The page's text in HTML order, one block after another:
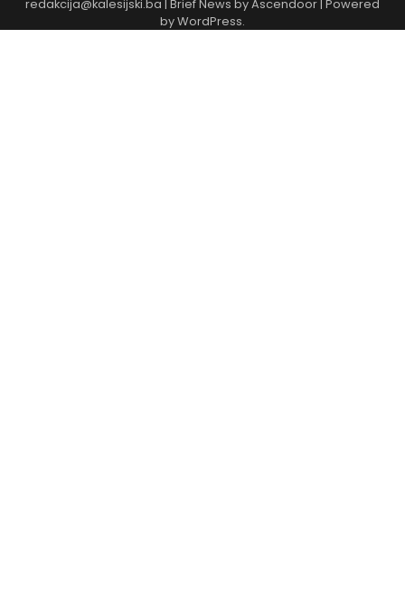
redakcija@kalesijski.ba | Brief News byAscendoor | Powered
byWordPress.